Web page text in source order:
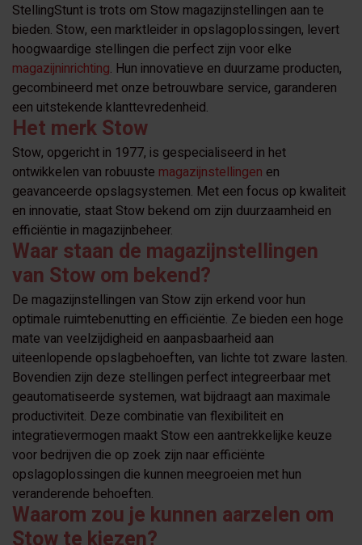
StellingStunt is trots om Stow magazijnstellingen aan te
bieden. Stow, een marktleider in opslagoplossingen, levert
hoogwaardige stellingen die perfect zijn voor elke
magazijninrichting. Hun innovatieve en duurzame producten,
gecombineerd met onze betrouwbare service, garanderen
een uitstekende klanttevredenheid.
Het merk Stow
Stow, opgericht in 1977, is gespecialiseerd in het
ontwikkelen van robuuste magazijnstellingen en
geavanceerde opslagsystemen. Met een focus op kwaliteit
en innovatie, staat Stow bekend om zijn duurzaamheid en
efficiëntie in magazijnbeheer.
Waar staan de magazijnstellingen
van Stow om bekend?
De magazijnstellingen van Stow zijn erkend voor hun
optimale ruimtebenutting en efficiëntie. Ze bieden een hoge
mate van veelzijdigheid en aanpasbaarheid aan
uiteenlopende opslagbehoeften, van lichte tot zware lasten.
Bovendien zijn deze stellingen perfect integreerbaar met
geautomatiseerde systemen, wat bijdraagt aan maximale
productiviteit. Deze combinatie van flexibiliteit en
integratievermogen maakt Stow een aantrekkelijke keuze
voor bedrijven die op zoek zijn naar efficiënte
opslagoplossingen die kunnen meegroeien met hun
veranderende behoeften.
Waarom zou je kunnen aarzelen om